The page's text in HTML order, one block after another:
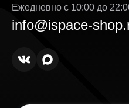
Ежедневно с 10:00 до
info@ispace-